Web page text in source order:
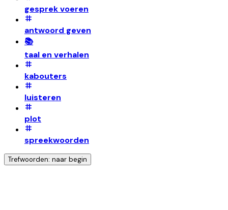
gesprek voeren
antwoord geven
📚
taal en verhalen
kabouters
luisteren
plot
spreekwoorden
Trefwoorden: naar begin